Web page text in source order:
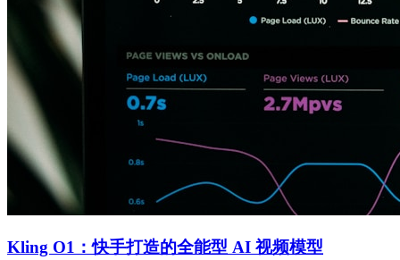
Kling O1：快手打造的全能型 AI 视频模型